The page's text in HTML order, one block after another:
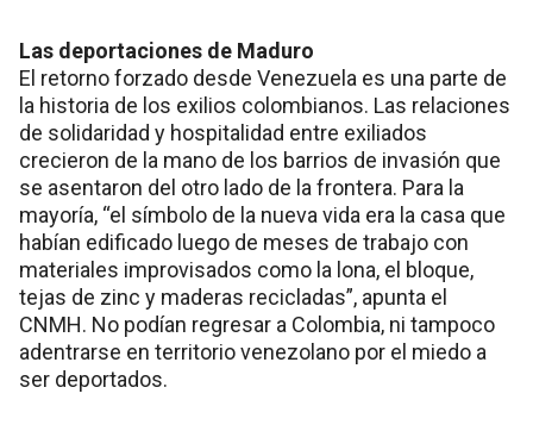
Las deportaciones de Maduro
El retorno forzado desde Venezuela es una parte de
la historia de los exilios colombianos. Las relaciones
de solidaridad y hospitalidad entre exiliados
crecieron de la mano de los barrios de invasión que
se asentaron del otro lado de la frontera. Para la
mayoría, “el símbolo de la nueva vida era la casa que
habían edificado luego de meses de trabajo con
materiales improvisados como la lona, el bloque,
tejas de zinc y maderas recicladas”, apunta el
CNMH. No podían regresar a Colombia, ni tampoco
adentrarse en territorio venezolano por el miedo a
ser deportados.